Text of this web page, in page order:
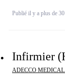
Publié il y a plus de
Infirmier
ADECCO